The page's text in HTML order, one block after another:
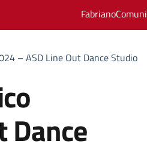
– ASD Line Out Dance Studio
Dance